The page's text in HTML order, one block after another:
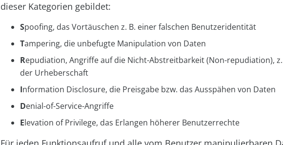
dieser Kategorien gebildet:
Spoofing, das Vortäuschen z. B. einer falschen Benutzeridentität
Tampering, die unbefugte Manipulation von Daten
Repudiation, Angriffe auf die Nicht-Abstreitbarkeit (Non-repudiation),
der Urheberschaft
Information Disclosure, die Preisgabe bzw. das Ausspähen von Daten
Denial-of-Service-Angriffe
Elevation of Privilege, das Erlangen höherer Benutzerrechte